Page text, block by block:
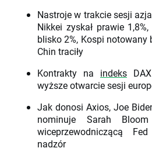
Nastroje w trakcie sesji
Nikkei zyskał prawie
blisko 2%, Kospi notowany
Chin traciły
Kontrakty na indeks
wyższe otwarcie sesji
Jak donosi Axios, Joe
nominuje Sarah
wiceprzewodniczącą
nadzór